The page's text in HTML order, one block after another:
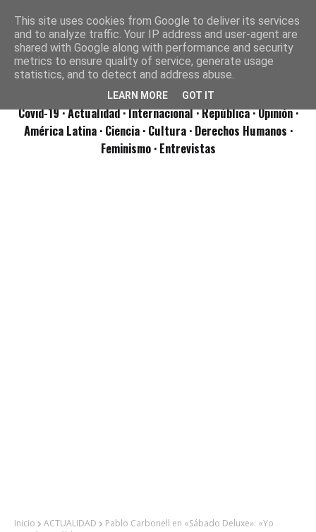
Covid-19· Actualidad· Internacional· República· Opinión·
América Latina · Ciencia · Cultura · Derechos Humanos ·
Feminismo · Entrevistas
Inicio ACTUALIDAD
Pablo Carbonell en «Sábado Deluxe»: «Yo
This site uses cookies from Google to deliver its services
and to analyze traffic. Your IP address and user-agent are
shared with Google along with performance and security
metrics to ensure quality of service, generate usage
statistics, and to detect and address abuse.
LEARN MORE GOT IT